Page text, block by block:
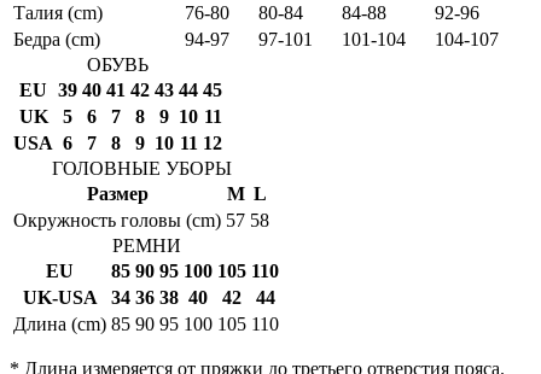
Талия (cm)
76-80 80-84 84-88
92-96
Бедра (cm)
94-97 97-101 101-104
104-107
ОБУВЬ
EU 39 40 41 42 43 44 45
UK
5 6 7 8 9 10 11
USA 6 7 8 9 10 11 12
ГОЛОВНЫЕ УБОРЫ
Размер
M L
Окружность головы (cm) 57 58
РЕМНИ
EU
85 90 95 100 105 110
UK-USA
34 36 38 40 42
44
Длина (cm) 85 90 95 100 105 110
* Длина измеряется от пряжки до третьего отверстия пояса.